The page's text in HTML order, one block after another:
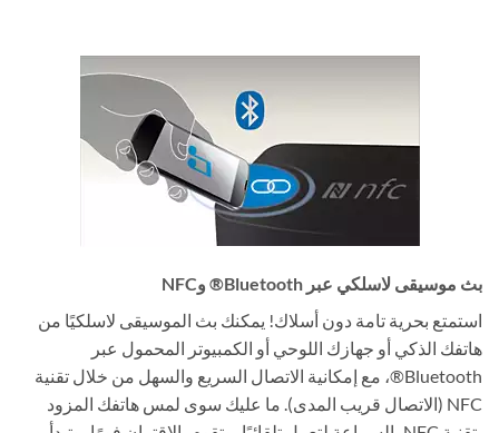
بث موسيقى لاسلكي عبر Bluetooth® وNFC
استمتع بحرية تامة دون أسلاك! يمكنك بث الموسيقى لاسلكيًا من
هاتفك الذكي أو جهازك اللوحي أو الكمبيوتر المحمول عبر
Bluetooth®، مع إمكانية الاتصال السريع والسهل من خلال تقنية
NFC (الاتصال قريب المدى). ما عليك سوى لمس هاتفك المزود